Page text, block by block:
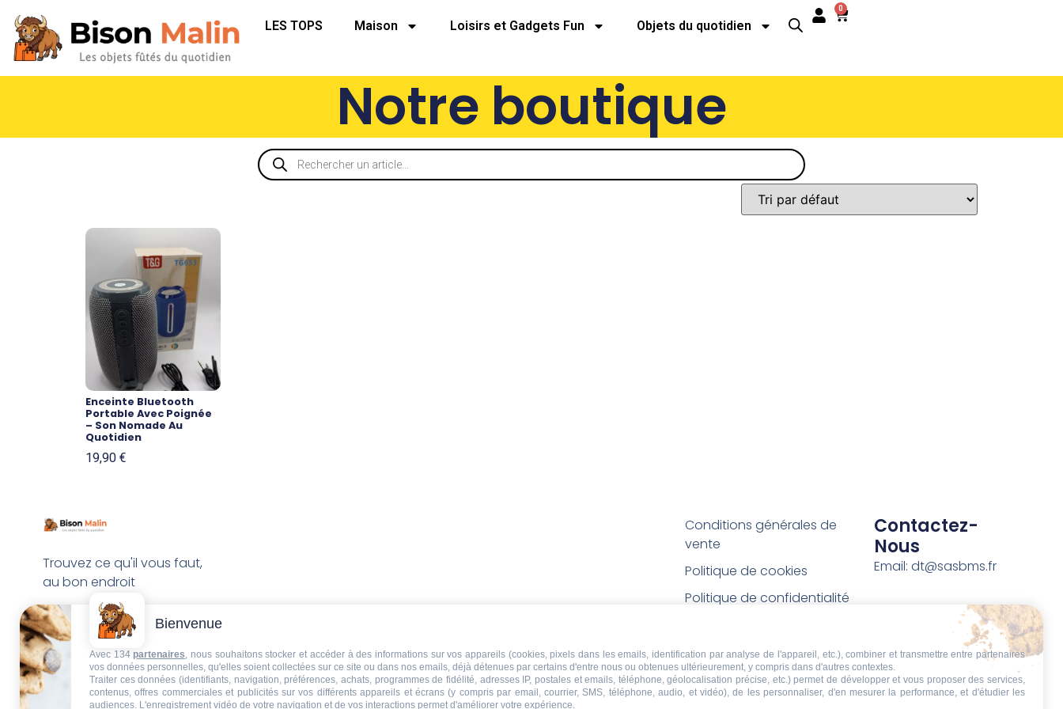
LES TOPS Maison Loisirs et Gadgets Fun Objets du quotidien
0
Notre boutique
Enceinte Bluetooth
Portable Avec Poignée
– Son Nomade Au
Quotidien
19,90 €
Trouvez ce qu'il vous faut,
au bon endroit
Conditions générales de
vente
Politique de cookies
Politique de confidentialité
Conditions de retour et de
remboursement
Droit de rétractation
Contactez-
Nous
Email: dt@sasbms.fr
Bienvenue
Avec 134 partenaires, nous souhaitons stocker et accéder à des informations sur vos appareils (cookies, pixels dans les emails, identification par analyse de l'appareil, etc.), combiner et transmettre entre partenaires
vos données personnelles, qu'elles soient collectées sur ce site ou dans nos emails, déjà détenues par certains d'entre nous ou obtenues ultérieurement, y compris dans d'autres contextes.
Traiter ces données (identifiants, navigation, préférences, achats, programmes de fidélité, adresses IP, postales et emails, téléphone, géolocalisation précise, etc.) permet de développer et vous proposer des services,
contenus, offres commerciales et publicités sur vos différents appareils et écrans (y compris par email, courrier, SMS, téléphone, audio, et vidéo), de les personnaliser, d'en mesurer la performance, et d'étudier les
audiences. L'enregistrement vidéo de votre navigation et de vos interactions permet d'améliorer votre expérience.